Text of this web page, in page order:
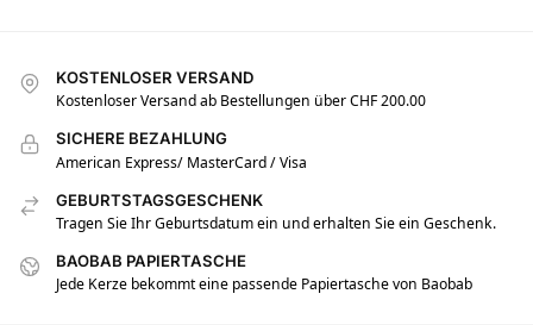
KOSTENLOSER VERSAND
Kostenloser Versand ab Bestellungen über CHF 200.00
SICHERE BEZAHLUNG
American Express/ MasterCard / Visa
GEBURTSTAGSGESCHENK
Tragen Sie Ihr Geburtsdatum ein und erhalten Sie ein Geschenk.
BAOBAB PAPIERTASCHE
Jede Kerze bekommt eine passende Papiertasche von Baobab